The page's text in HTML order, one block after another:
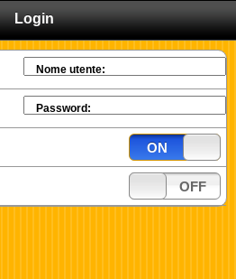
Login
Nome utente:
Password:
ON
OFF